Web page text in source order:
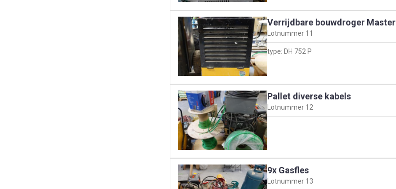
Verrijdbare bouwdroger Master
Lotnummer 11
type: DH 752 P
Pallet diverse kabels
Lotnummer 12
9x Gasfles
Lotnummer 13